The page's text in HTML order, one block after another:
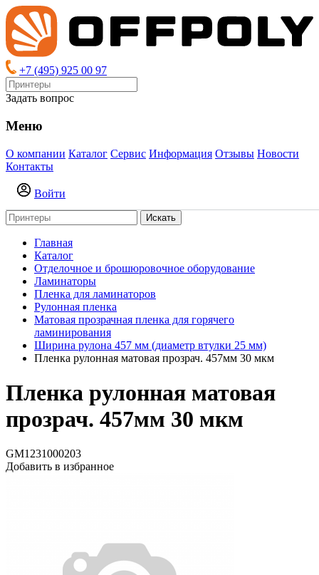
+7 (495) 925 00 97
Задать вопрос
Меню
О компании Каталог Сервис Информация Отзывы Новости
Контакты
Войти
Искать
Главная
Каталог
Отделочное и брошюровочное оборудование
Ламинаторы
Пленка для ламинаторов
Рулонная пленка
Матовая прозрачная пленка для горячего
ламинирования
Ширина рулона 457 мм (диаметр втулки 25 мм)
Пленка рулонная матовая прозрач. 457мм 30 мкм
Пленка рулонная матовая
прозрач. 457мм 30 мкм
GM1231000203
Добавить в избранное